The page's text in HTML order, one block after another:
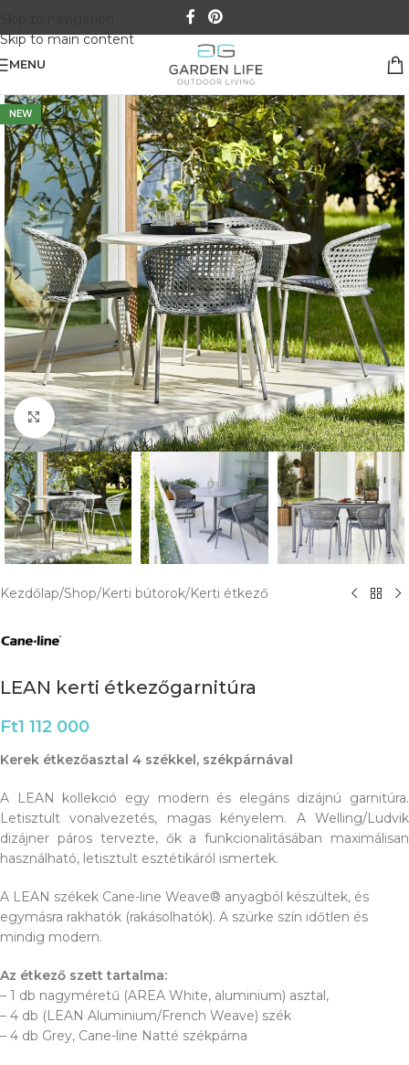
Skip to main content
MENU
NEW
Click to enlarge
Kezdőlap/Shop/Kerti bútorok/Kerti étkező
LEAN kerti étkezőgarnitúra
Ft1 112 000
Kerek étkezőasztal 4 székkel, székpárnával
A LEAN kollekció egy modern és elegáns dizájnú garnitúra.
Letisztult vonalvezetés, magas kényelem. A Welling/Ludvik
dizájner páros tervezte, ők a funkcionalitásában maximálisan
használható, letisztult esztétikáról ismertek.
A LEAN székek Cane-line Weave® anyagból készültek, és
egymásra rakhatók (rakásolhatók). A szürke szín időtlen és
mindig modern.
Az étkező szett tartalma:
– 1 db nagyméretű (AREA White, aluminium) asztal,
– 4 db (LEAN Aluminium/French Weave) szék
– 4 db Grey, Cane-line Natté székpárna